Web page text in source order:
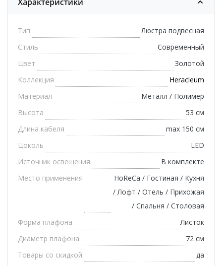
Тип
Люстра подвесная
Стиль
Современный
Цвет
Золотой
Коллекция
Heracleum
Материал
Металл / Полимер
Высота
53 см
Длина кабеля
max 150 см
Цоколь
LED
Источник освещения
В комплекте
Место применения
HoReCa / Гостиная / Кухня
/ Лофт / Отель / Прихожая
/ Спальня / Столовая
Форма плафона
Листок
Диаметр плафона
72 см
Товары со скидкой
да